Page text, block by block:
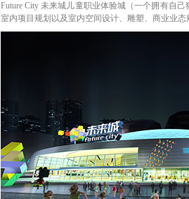
Future City 未来城儿童职业体验城（一个拥有自
室内项目规划以及室内空间设计、雕塑、商业业